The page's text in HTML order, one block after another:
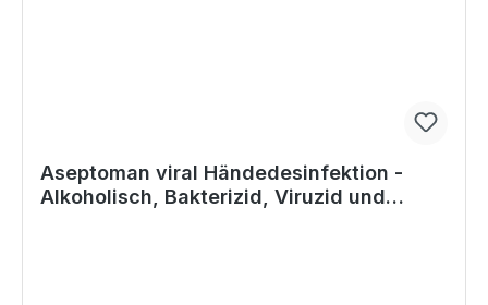
Aseptoman viral Händedesinfektion -
Alkoholisch, Bakterizid, Viruzid und